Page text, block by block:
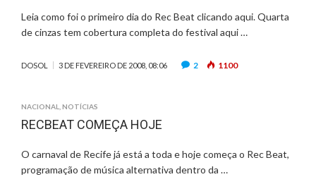
Leia como foi o primeiro dia do Rec Beat clicando aqui. Quarta
de cinzas tem cobertura completa do festival aqui …
DOSOL 3 DE FEVEREIRO DE 2008, 08:06 2 1100
NACIONAL NOTÍCIAS
RECBEAT COMEÇA HOJE
O carnaval de Recife já está a toda e hoje começa o Rec Beat,
programação de música alternativa dentro da …